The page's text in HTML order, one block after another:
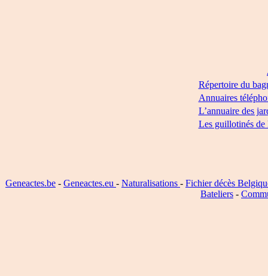
Répertoire du
Annuaires
L’annuaire des
Les guillotinés de
Geneactes.be - Geneactes.eu - Naturalisations - Fichier décès
Bateliers -